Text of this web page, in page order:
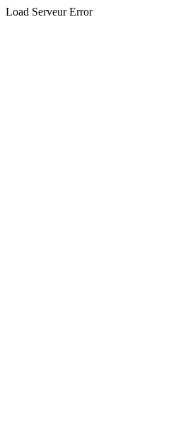
Load Serveur Error